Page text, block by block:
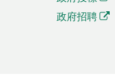
政府招聘